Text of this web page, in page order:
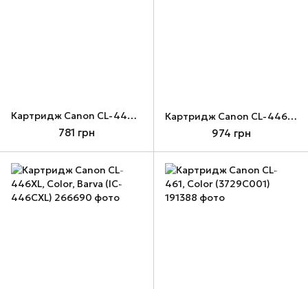
Картридж Canon CL-446, Color (8285B001)
781 грн
Картридж Canon CL-446, Color + заправочный набор WWM 3x20 мл чернил CARMEN (Set446-inkC)
974 грн